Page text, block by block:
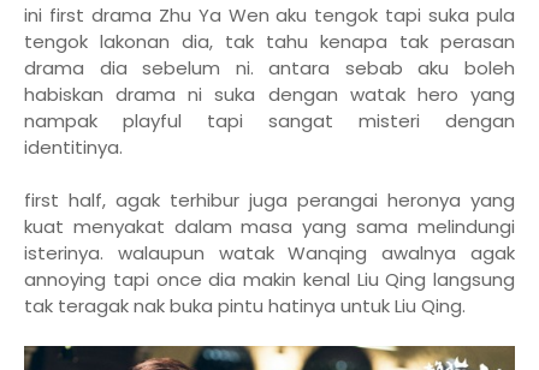
ini first drama Zhu Ya Wen aku tengok tapi suka pula
tengok lakonan dia, tak tahu kenapa tak perasan
drama dia sebelum ni. antara sebab aku boleh
habiskan drama ni suka dengan watak hero yang
nampak playful tapi sangat misteri dengan
identitinya.
first half, agak terhibur juga perangai heronya yang
kuat menyakat dalam masa yang sama melindungi
isterinya. walaupun watak Wanqing awalnya agak
annoying tapi once dia makin kenal Liu Qing langsung
tak teragak nak buka pintu hatinya untuk Liu Qing.